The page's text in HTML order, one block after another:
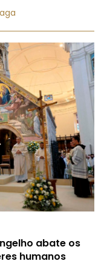
abate os
humanos